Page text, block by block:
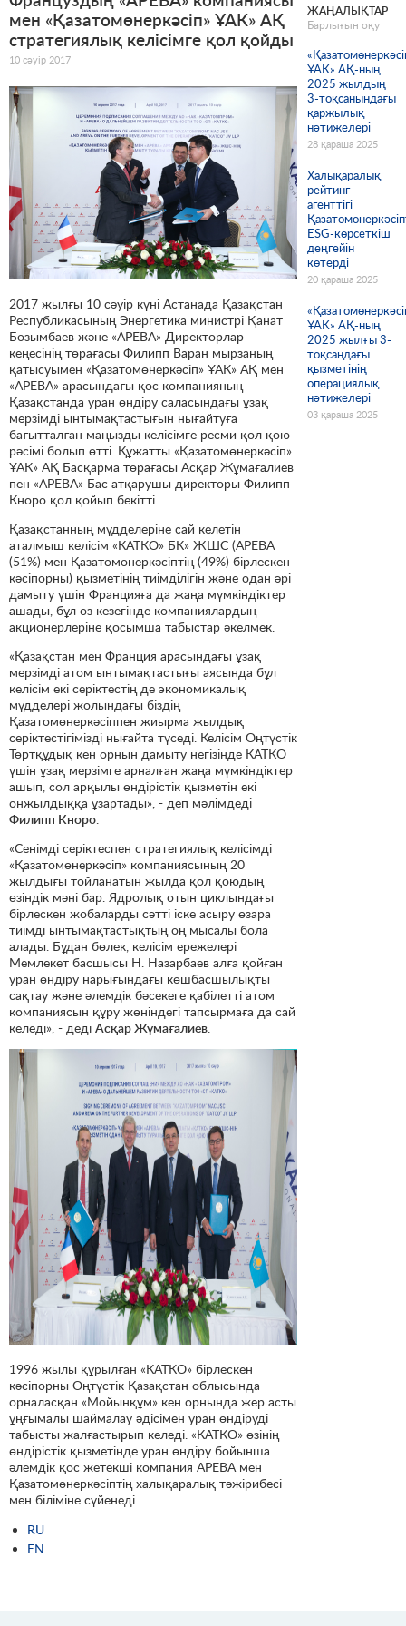
мен «Қазатомөнеркәсіп» ҰАК» АҚ
стратегиялық келісімге қол қойды
10 сәуір 2017
2017 жылғы 10 сәуір күні Астанада Қазақстан
Республикасының Энергетика министрі Қанат
Бозымбаев және «АРЕВА» Директорлар
кеңесінің төрағасы Филипп Варан мырзаның
қатысуымен «Қазатомөнеркәсіп» ҰАК» АҚ мен
«АРЕВА» арасындағы қос компанияның
Қазақстанда уран өндіру саласындағы ұзақ
мерзімді ынтымақтастығын нығайтуға
бағытталған маңызды келісімге ресми қол қою
рәсімі болып өтті. Құжатты «Қазатомөнеркәсіп»
ҰАК» АҚ Басқарма төрағасы Асқар Жұмағалиев
пен «АРЕВА» Бас атқарушы директоры Филипп
Кноро қол қойып бекітті.
Қазақстанның мүдделеріне сай келетін
аталмыш келісім «КАТКО» БК» ЖШС (АРЕВА
(51%) мен Қазатомөнеркәсіптің (49%) бірлескен
кәсіпорны) қызметінің тиімділігін және одан әрі
дамыту үшін Францияға да жаңа мүмкіндіктер
ашады, бұл өз кезегінде компаниялардың
акционерлеріне қосымша табыстар әкелмек.
«Қазақстан мен Франция арасындағы ұзақ
мерзімді атом ынтымақтастығы аясында бұл
келісім екі серіктестің де экономикалық
мүдделері жолындағы біздің
Қазатомөнеркәсіппен жиырма жылдық
серіктестігімізді нығайта түседі. Келісім Оңтүстік
Төртқұдық кен орнын дамыту негізінде КАТКО
үшін ұзақ мерзімге арналған жаңа мүмкіндіктер
ашып, сол арқылы өндірістік қызметін екі
онжылдыққа ұзартады», - деп мәлімдеді
Филипп Кноро
«Сенімді серіктеспен стратегиялық келісімді
«Қазатомөнеркәсіп» компаниясының 20
жылдығы тойланатын жылда қол қоюдың
өзіндік мәні бар. Ядролық отын циклындағы
бірлескен жобаларды сәтті іске асыру өзара
тиімді ынтымақтастықтың оң мысалы бола
алады. Бұдан бөлек, келісім ережелері
Мемлекет басшысы Н. Назарбаев алға қойған
уран өндіру нарығындағы көшбасшылықты
сақтау және әлемдік бәсекеге қабілетті атом
компаниясын құру жөніндегі тапсырмаға да сай
келеді», - деді Асқар Жұмағалиев
1996 жылы құрылған «КАТКО» бірлескен
кәсіпорны Оңтүстік Қазақстан облысында
орналасқан «Мойынқұм» кен орнында жер асты
ұңғымалы шаймалау әдісімен уран өндіруді
табысты жалғастырып келеді. «КАТКО» өзінің
өндірістік қызметінде уран өндіру бойынша
әлемдік қос жетекші компания АРЕВА мен
Қазатомөнеркәсіптің халықаралық тәжірибесі
мен біліміне сүйенеді.
RU
EN
ЖАҢАЛЫҚТАР
Барлығын оқу
ҰАК» АҚ-ның
2025 жылдың
3-тоқсанындағы
қаржылық
нәтижелері
28 қараша 2025
Халықаралық
рейтинг
агенттігі
ESG-көрсеткіш
деңгейін
көтерді
20 қараша 2025
ҰАК» АҚ-ның
2025 жылғы 3-
тоқсандағы
қызметінің
операциялық
нәтижелері
03 қараша 2025